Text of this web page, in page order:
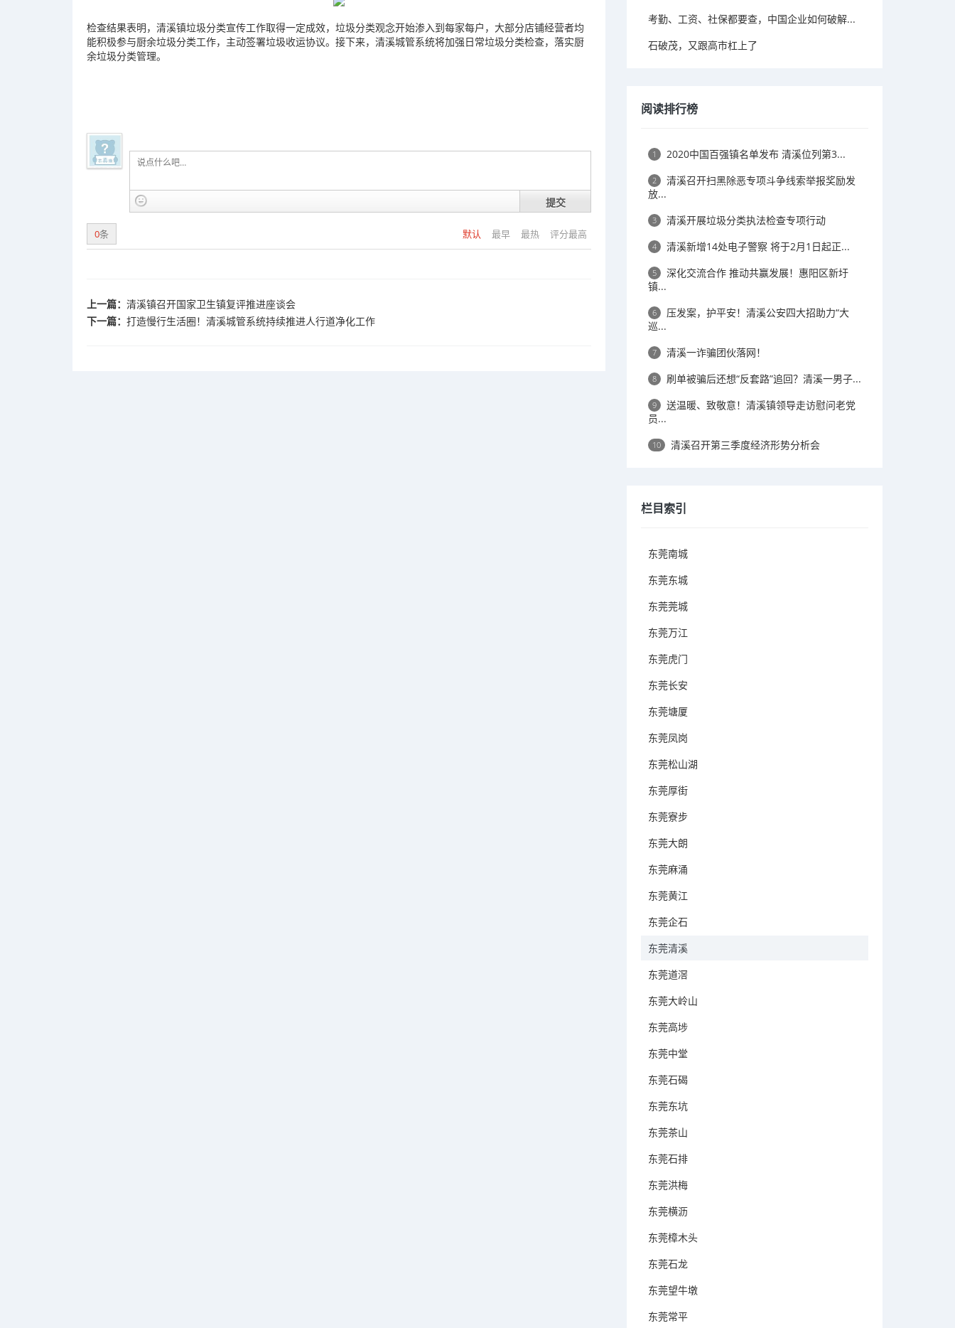
检查结果表明，清溪镇垃圾分类宣传工作取得一定成效，垃圾分类观念开始渗入到每家每户，大部分店铺经营者均
能积极参与厨余垃圾分类工作，主动签署垃圾收运协议。接下来，清溪城管系统将加强日常垃圾分类检查，落实厨
余垃圾分类管理。
提交
默认 最早 最热 评分最高
0条
上一篇： 清溪镇召开国家卫生镇复评推进座谈会
下一篇： 打造慢行生活圈！清溪城管系统持续推进人行道净化工作
考勤、工资、社保都要查，中国企业如何破解...
石破茂，又跟高市杠上了
阅读排行榜
1 2020中国百强镇名单发布 清溪位列第3...
2
清溪召开扫黑除恶专项斗争线索举报奖励发
放...
3 清溪开展垃圾分类执法检查专项行动
4 清溪新增14处电子警察 将于2月1日起正...
5
深化交流合作 推动共赢发展！惠阳区新圩
镇...
6
压发案，护平安！清溪公安四大招助力“大
巡...
7 清溪一诈骗团伙落网！
8 刷单被骗后还想“反套路”追回？清溪一男子...
9
送温暖、致敬意！清溪镇领导走访慰问老党
员...
10 清溪召开第三季度经济形势分析会
栏目索引
东莞南城
东莞东城
东莞莞城
东莞万江
东莞虎门
东莞长安
东莞塘厦
东莞凤岗
东莞松山湖
东莞厚街
东莞寮步
东莞大朗
东莞麻涌
东莞黄江
东莞企石
东莞清溪
东莞道滘
东莞大岭山
东莞高埗
东莞中堂
东莞石碣
东莞东坑
东莞茶山
东莞石排
东莞洪梅
东莞横沥
东莞樟木头
东莞石龙
东莞望牛墩
东莞常平